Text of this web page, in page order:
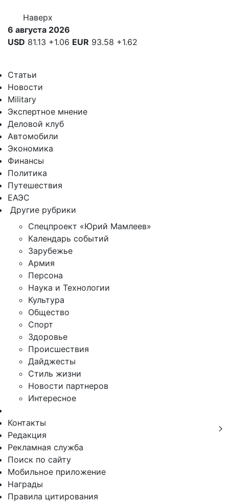
Наверх
6 августа 2026
USD 81.13 +1.06 EUR 93.58 +1.62
Статьи
Новости
Military
Экспертное мнение
Деловой клуб
Автомобили
Экономика
Финансы
Политика
Путешествия
ЕАЭС
Другие рубрики
Спецпроект «Юрий Мамлеев»
Календарь событий
Зарубежье
Армия
Персона
Наука и Технологии
Культура
Общество
Спорт
Здоровье
Происшествия
Дайджесты
Стиль жизни
Новости партнеров
Интересное
Контакты
Редакция
Рекламная служба
Поиск по сайту
Мобильное приложение
Награды
Правила цитирования